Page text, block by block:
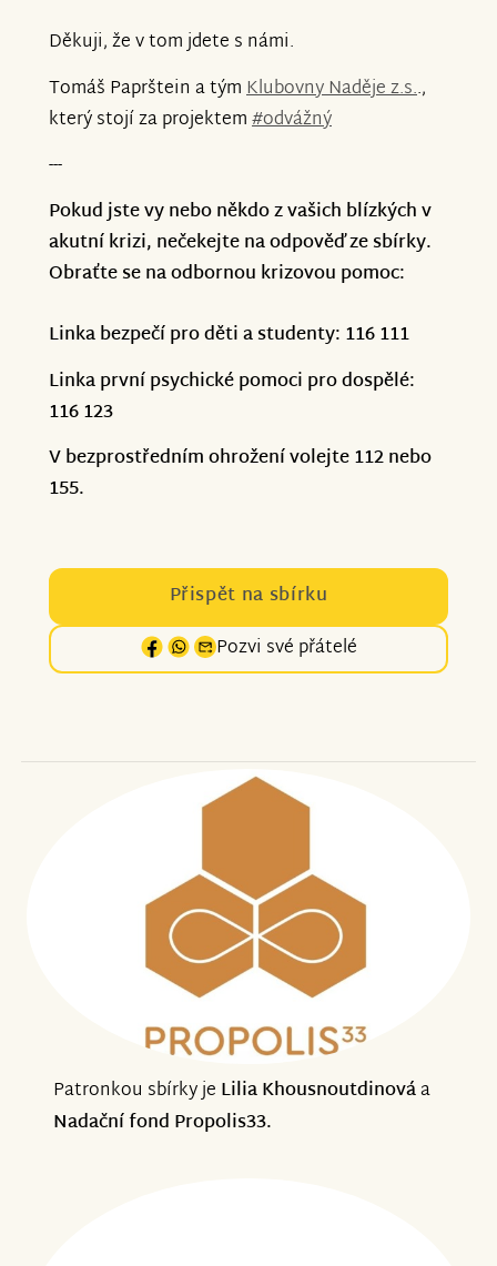
Děkuji, že v tom jdete s námi.
Tomáš Paprštein a týmKlubovny Naděje z.s..,
který stojí za projektem#odvážný
---
Pokud jste vy nebo někdo z vašich blízkých v
akutní krizi, nečekejte na odpověď ze sbírky.
Obraťte se na odbornou krizovou pomoc:
Linka bezpečí pro děti a studenty: 116 111
Linka první psychické pomoci pro dospělé:
116 123
V bezprostředním ohrožení volejte 112 nebo
155.
Přispět na sbírku
Pozvi své přátelé
Patronkou sbírky je Lilia Khousnoutdinováa
Nadační fond Propolis33.